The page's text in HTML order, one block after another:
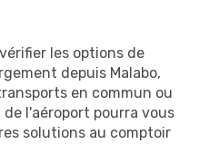
les options de
depuis Malabo,
en commun ou
l'aéroport pourra vous
solutions au comptoir